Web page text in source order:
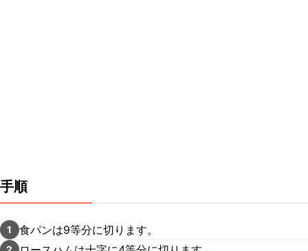
手順
1 食パンは9等分に切ります。